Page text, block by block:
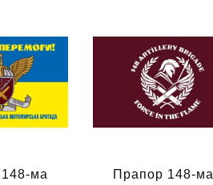
ма
Прапор 148-ма